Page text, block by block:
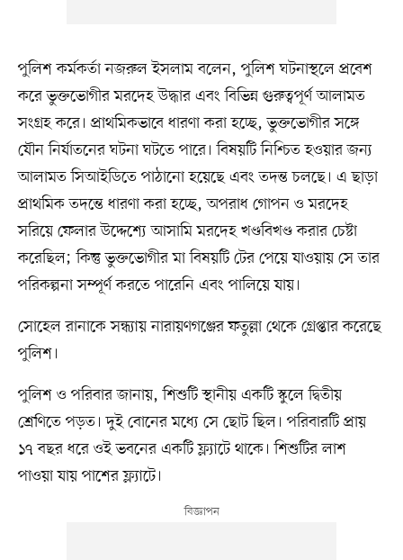
পুলিশ কর্মকর্তা নজরুল ইসলাম বলেন, পুলিশ ঘটনাস্থলে প্রবেশ
করে ভুক্তভোগীর মরদেহ উদ্ধার এবং বিভিন্ন গুরুত্বপূর্ণ আলামত
সংগ্রহ করে। প্রাথমিকভাবে ধারণা করা হচ্ছে, ভুক্তভোগীর সঙ্গে
যৌন নির্যাতনের ঘটনা ঘটতে পারে। বিষয়টি নিশ্চিত হওয়ার জন্য
আলামত সিআইডিতে পাঠানো হয়েছে এবং তদন্ত চলছে। এ ছাড়া
প্রাথমিক তদন্তে ধারণা করা হচ্ছে, অপরাধ গোপন ও মরদেহ
সরিয়ে ফেলার উদ্দেশ্যে আসামি মরদেহ খণ্ডবিখণ্ড করার চেষ্টা
করেছিল; কিন্তু ভুক্তভোগীর মা বিষয়টি টের পেয়ে যাওয়ায় সে তার
পরিকল্পনা সম্পূর্ণ করতে পারেনি এবং পালিয়ে যায়।
সোহেল রানাকে সন্ধ্যায় নারায়ণগঞ্জের ফতুল্লা থেকে গ্রেপ্তার করেছে
পুলিশ।
পুলিশ ও পরিবার জানায়, শিশুটি স্থানীয় একটি স্কুলে দ্বিতীয়
শ্রেণিতে পড়ত। দুই বোনের মধ্যে সে ছোট ছিল। পরিবারটি প্রায়
১৭ বছর ধরে ওই ভবনের একটি ফ্ল্যাটে থাকে। শিশুটির লাশ
পাওয়া যায় পাশের ফ্ল্যাটে।